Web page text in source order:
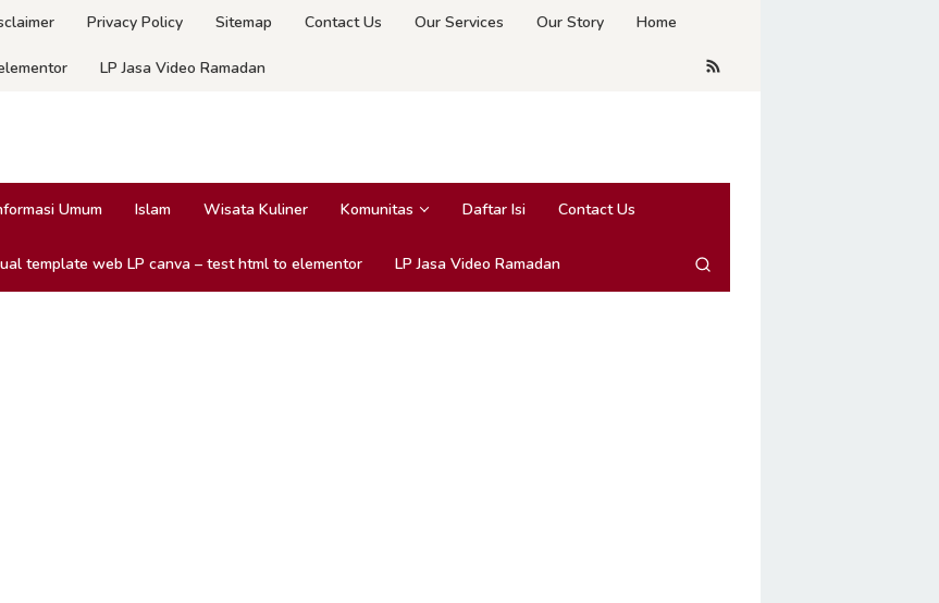
Privacy Policy Sitemap Contact Us Our Services Our Story Home
LP Jasa Video Ramadan
Umum Islam Wisata Kuliner Komunitas Daftar Isi Contact Us
template web LP canva – test html to elementor LP Jasa Video Ramadan